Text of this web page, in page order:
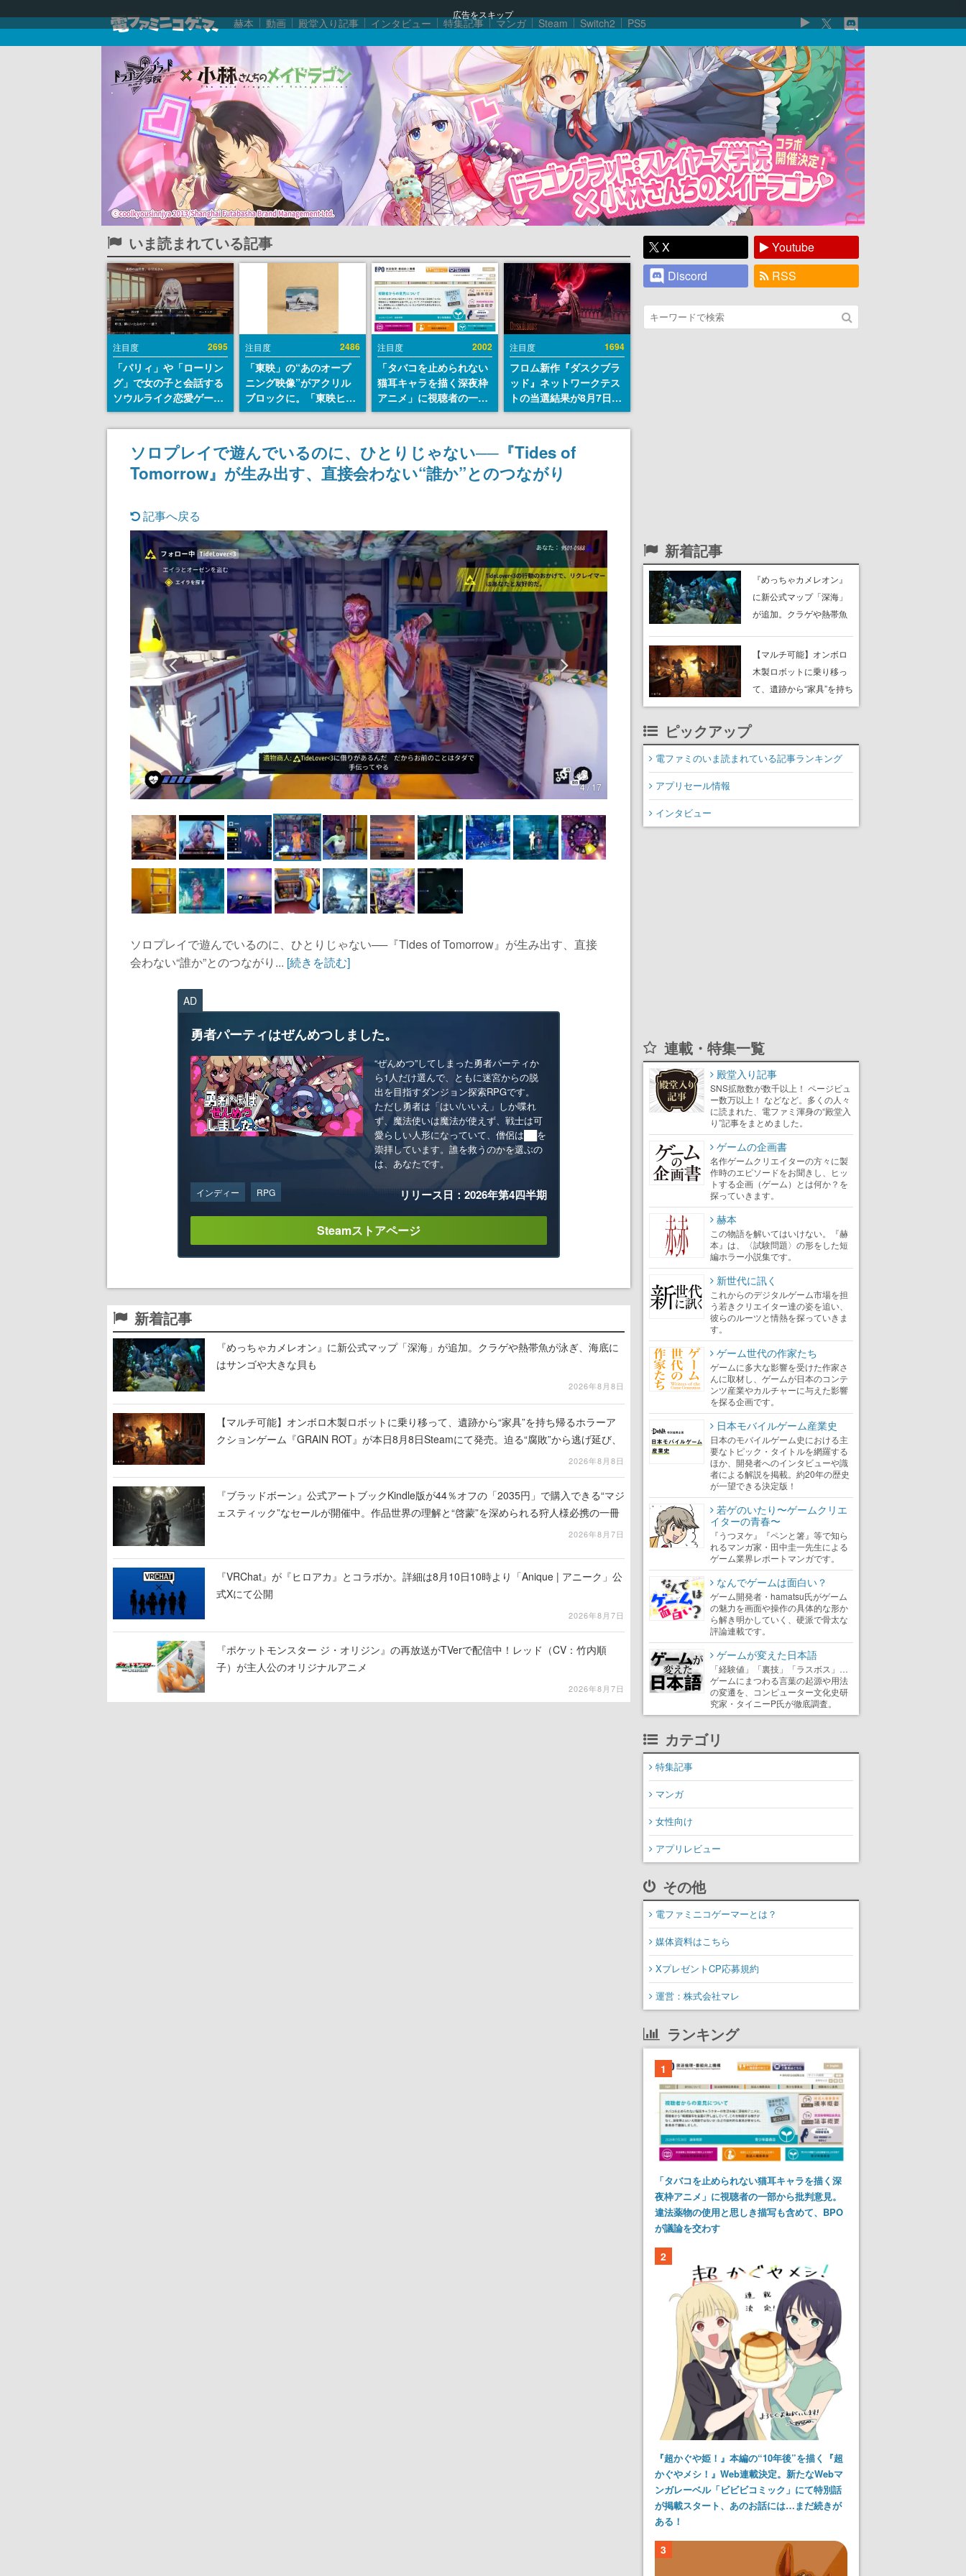
広告をスキップ
赫本 動画 殿堂入り記事 インタビュー 特集記事 マンガ Steam Switch2 PS5
いま読まれている記事
注目度 2695
「パリィ」や「ローリン
グ」で女の子と会話する
ソウルライク恋愛ゲーム
『小早川さんはソウルラ
イク』無料公開。返事に
失敗すると「YOU
DIED」
注目度 2486
「東映」の“あのオープ
ニング映像”がアクリル
ブロックに。「東映ヒス
トリカル グッズコレクシ
ョン」が8月下旬より発
売
注目度 2002
「タバコを止められない
猫耳キャラを描く深夜枠
アニメ」に視聴者の一部
から批判意見。違法薬物
の使用と思しき描写も含
めて、BPOが議論を交わ
す
注目度 1694
フロム新作『ダスクブラ
ッド』ネットワークテス
トの当選結果が8月7日22
時に発表。応募サイトの
マイページから確認可
能、テスト実施は8月21
日～24日
ソロプレイで遊んでいるのに、ひとりじゃない──『Tides of
Tomorrow』が生み出す、直接会わない“誰か”とのつながり
記事へ戻る
4 / 17
ソロプレイで遊んでいるのに、ひとりじゃない──『Tides of Tomorrow』が生み出す、直接
会わない“誰か”とのつながり... [続きを読む]
AD
勇者パーティはぜんめつしました。
“ぜんめつ”してしまった勇者パーティか
ら1人だけ選んで、ともに迷宮からの脱
出を目指すダンジョン探索RPGです。
ただし勇者は「はい/いいえ」しか喋れ
ず、魔法使いは魔法が使えず、戦士は可
愛らしい人形になっていて、僧侶は██を
崇拝しています。誰を救うのかを選ぶの
は、あなたです。
インディー RPG リリース日：2026年第4四半期
Steamストアページ
新着記事
『めっちゃカメレオン』に新公式マップ「深海」が追加。クラゲや熱帯魚が泳ぎ、海底に
はサンゴや大きな貝も
2026年8月8日
【マルチ可能】オンボロ木製ロボットに乗り移って、遺跡から“家具”を持ち帰るホラーア
クションゲーム『GRAIN ROT』が本日8月8日Steamにて発売。迫る“腐敗”から逃げ延び、
2026年8月8日
『ブラッドボーン』公式アートブックKindle版が44％オフの「2035円」で購入できる“マジ
ェスティック”なセールが開催中。作品世界の理解と“啓蒙”を深められる狩人様必携の一冊
2026年8月7日
『VRChat』が『ヒロアカ』とコラボか。詳細は8月10日10時より「Anique | アニーク」公
式Xにて公開
2026年8月7日
『ポケットモンスター ジ・オリジン』の再放送がTVerで配信中！レッド（CV：竹内順
子）が主人公のオリジナルアニメ
2026年8月7日
X
Youtube
Discord
RSS
新着記事
『めっちゃカメレオン』
に新公式マップ「深海」
が追加。クラゲや熱帯魚
や大きな貝も
【マルチ可能】オンボロ
木製ロボットに乗り移っ
て、遺跡から“家具”を持ち
帰るホラーアクションゲ
売。迫る“腐敗”から逃げ延
び、持ち帰った家具で基
ピックアップ
電ファミのいま読まれている記事ランキング
アプリセール情報
インタビュー
連載・特集一覧
殿堂入り記事
SNS拡散数が数千以上！ ページビュ
ー数万以上！ などなど。多くの人々
に読まれた、電ファミ渾身の“殿堂入
り”記事をまとめました。
ゲームの企画書
名作ゲームクリエイターの方々に製
作時のエピソードをお聞きし、ヒッ
トする企画（ゲーム）とは何か？を
探っていきます。
赫本
この物語を解いてはいけない。『赫
本』は、〈試験問題〉の形をした短
編ホラー小説集です。
新世代に訊く
これからのデジタルゲーム市場を担
う若きクリエイター達の姿を追い、
彼らのルーツと情熱を探っていきま
す。
ゲーム世代の作家たち
ゲームに多大な影響を受けた作家さ
んに取材し、ゲームが日本のコンテ
ンツ産業やカルチャーに与えた影響
を探る企画です。
日本モバイルゲーム産業史
日本のモバイルゲーム史における主
要なトピック・タイトルを網羅する
ほか、開発者へのインタビューや識
者による解説を掲載。約20年の歴史
が一望できる決定版！
若ゲのいたり〜ゲームクリエ
イターの青春〜
『うつヌケ』『ペンと箸』等で知ら
れるマンガ家・田中圭一先生による
ゲーム業界レポートマンガです。
なんでゲームは面白い？
ゲーム開発者・hamatsu氏がゲーム
の魅力を画面や操作の具体的な形か
ら解き明かしていく、硬派で骨太な
評論連載です。
ゲームが変えた日本語
「経験値」「裏技」「ラスボス」…
ゲームにまつわる言葉の起源や用法
の変遷を、コンピューター文化史研
究家・タイニーP氏が徹底調査。
カテゴリ
特集記事
マンガ
女性向け
アプリレビュー
その他
電ファミニコゲーマーとは？
媒体資料はこちら
XプレゼントCP応募規約
運営：株式会社マレ
ランキング
1
「タバコを止められない猫耳キャラを描く深
夜枠アニメ」に視聴者の一部から批判意見。
違法薬物の使用と思しき描写も含めて、BPO
が議論を交わす
2
『超かぐや姫！』本編の“10年後”を描く『超
かぐやメシ！』Web連載決定。新たなWebマ
ンガレーベル「ビビビコミック」にて特別話
が掲載スタート、あのお話には…まだ続きが
ある！
3